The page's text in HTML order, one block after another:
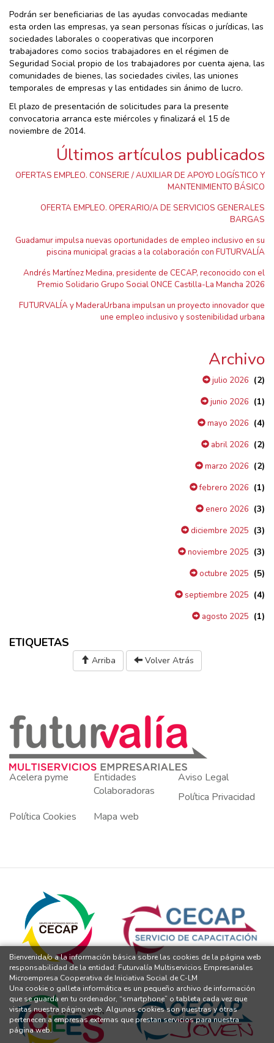
Podrán ser beneficiarias de las ayudas convocadas mediante
esta orden las empresas, ya sean personas físicas o jurídicas, las
sociedades laborales o cooperativas que incorporen
trabajadores como socios trabajadores en el régimen de
Seguridad Social propio de los trabajadores por cuenta ajena, las
comunidades de bienes, las sociedades civiles, las uniones
temporales de empresas y las entidades sin ánimo de lucro.
El plazo de presentación de solicitudes para la presente
convocatoria arranca este miércoles y finalizará el 15 de
noviembre de 2014.
Últimos artículos publicados
OFERTAS EMPLEO. CONSERJE / AUXILIAR DE APOYO LOGÍSTICO Y
MANTENIMIENTO BÁSICO
OFERTA EMPLEO. OPERARIO/A DE SERVICIOS GENERALES
BARGAS
Guadamur impulsa nuevas oportunidades de empleo inclusivo en su
piscina municipal gracias a la colaboración con FUTURVALÍA
Andrés Martínez Medina, presidente de CECAP, reconocido con el
Premio Solidario Grupo Social ONCE Castilla-La Mancha 2026
FUTURVALÍA y MaderaUrbana impulsan un proyecto innovador que
une empleo inclusivo y sostenibilidad urbana
Archivo
julio 2026 (2)
junio 2026 (1)
mayo 2026 (4)
abril 2026 (2)
marzo 2026 (2)
febrero 2026 (1)
enero 2026 (3)
diciembre 2025 (3)
noviembre 2025 (3)
octubre 2025 (5)
septiembre 2025 (4)
agosto 2025 (1)
ETIQUETAS
Arriba Volver Atrás
Acelera pyme
Entidades
Colaboradoras
Aviso Legal
Política Privacidad
Política Cookies
Mapa web
Bienvenida/o a la información básica sobre las cookies de la página web
responsabilidad de la entidad: Futurvalía Multiservicios Empresariales
Microempresa Cooperativa de Iniciativa Social de C-LM
Una cookie o galleta informática es un pequeño archivo de información
que se guarda en tu ordenador, “smartphone” o tableta cada vez que
visitas nuestra página web. Algunas cookies son nuestras y otras
pertenecen a empresas externas que prestan servicios para nuestra
página web.